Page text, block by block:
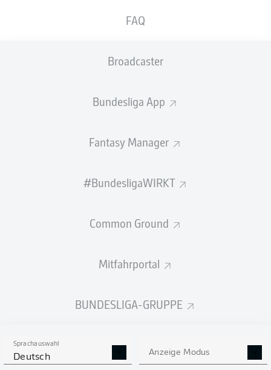
FAQ
Broadcaster
Bundesliga App
Fantasy Manager
#BundesligaWIRKT
Common Ground
Mitfahrportal
BUNDESLIGA-GRUPPE
Sprachauswahl
Deutsch Anzeige Modus
Finale mit Arsenal zeigt Kai Havertz bei der
Angreifer mit einem Tor und einem Assist.
gedauert, da konnte Kai Havertz bereits lässig jubelnd
der Angreifer des FC Arsenal eiskalt zur frühen
Die Nummer 7 des DFB war es dann auch, die in der 57.
Strafraum sowie cleverer Ablage auf Leroy Sané die
seine Scorerpunkte zwei und drei, beim 2:1 gegen
Führung geschossen.